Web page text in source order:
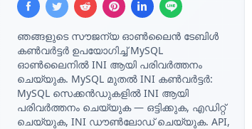
ഞങ്ങളുടെ സൗജന്യ ഓൺലൈൻ ടേബിൾ
കൺവർട്ടർ ഉപയോഗിച്ച് MySQL
ഓൺലൈനിൽ INI ആയി പരിവർത്തനം
ചെയ്യുക. MySQL മുതൽ INI കൺവർട്ടർ:
MySQL സെക്കൻഡുകളിൽ INI ആയി
പരിവർത്തനം ചെയ്യുക — ഒട്ടിക്കുക, എഡിറ്റ്
ചെയ്യുക, INI ഡൗൺലോഡ് ചെയ്യുക. API,